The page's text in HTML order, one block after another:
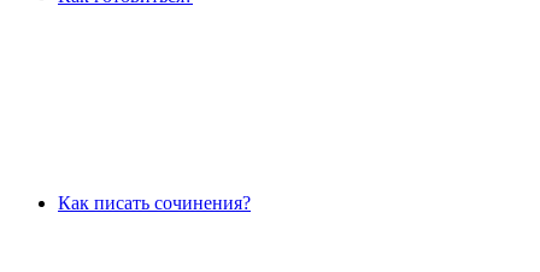
Как писать сочинения?